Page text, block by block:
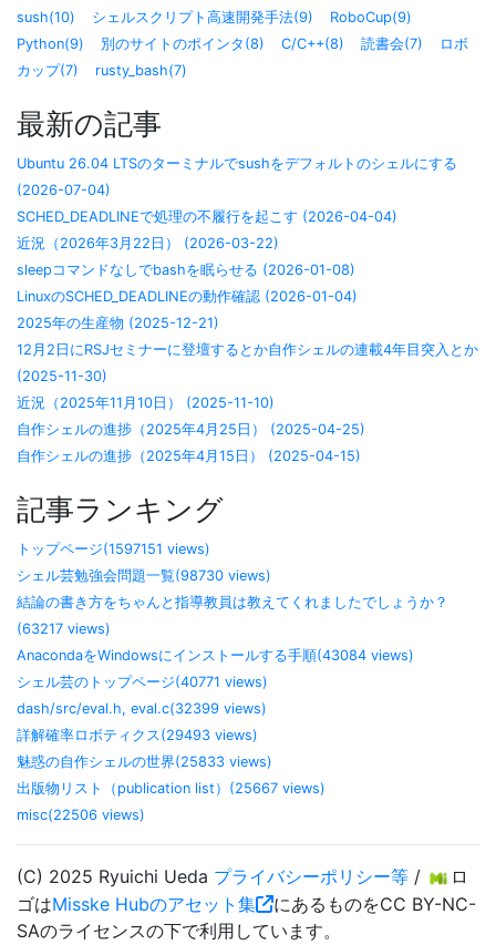
sush(10)
シェルスクリプト高速開発手法(9)
RoboCup(9)
Python(9)
別のサイトのポインタ(8) C/C++(8) 読書会(7)
ロボ
カップ(7)
rusty_bash(7)
最新の記事
Ubuntu 26.04 LTSのターミナルでsushをデフォルトのシェルにする
(2026-07-04)
SCHED_DEADLINEで処理の不履行を起こす (2026-04-04)
近況（2026年3月22日） (2026-03-22)
sleepコマンドなしでbashを眠らせる (2026-01-08)
LinuxのSCHED_DEADLINEの動作確認 (2026-01-04)
2025年の生産物 (2025-12-21)
12月2日にRSJセミナーに登壇するとか自作シェルの連載4年目突入とか
(2025-11-30)
近況（2025年11月10日） (2025-11-10)
自作シェルの進捗（2025年4月25日） (2025-04-25)
自作シェルの進捗（2025年4月15日） (2025-04-15)
記事ランキング
トップページ(1597151 views)
シェル芸勉強会問題一覧(98730 views)
結論の書き方をちゃんと指導教員は教えてくれましたでしょうか？
(63217 views)
AnacondaをWindowsにインストールする手順(43084 views)
シェル芸のトップページ(40771 views)
dash/src/eval.h, eval.c(32399 views)
詳解確率ロボティクス(29493 views)
魅惑の自作シェルの世界(25833 views)
出版物リスト（publication list）(25667 views)
misc(22506 views)
(C) 2025 Ryuichi Ueda プライバシーポリシー等 /
ロ
ゴはMisske Hubのアセット集
にあるものをCC BY-NC-
SAのライセンスの下で利用しています。